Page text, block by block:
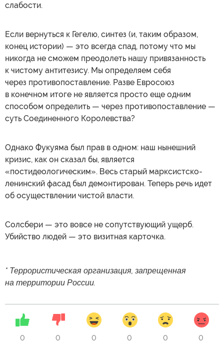
слабости.
Если вернуться к Гегелю, синтез (и, таким образом,
конец истории) — это всегда спад, потому что мы
никогда не сможем преодолеть нашу привязанность
к чистому антитезису. Мы определяем себя
через противопоставление. Разве Евросоюз
в конечном итоге не является просто еще одним
способом определить — через противопоставление —
суть Соединенного Королевства?
Однако Фукуяма был прав в одном: наш нынешний
кризис, как он сказал бы, является
«постидеологическим». Весь старый марксистско-
ленинский фасад был демонтирован. Теперь речь идет
об осуществлении чистой власти.
Солсбери — это вовсе не сопутствующий ущерб.
Убийство людей — это визитная карточка.
* Террористическая организация, запрещенная
на территории России.
0 0 0 0 0 0